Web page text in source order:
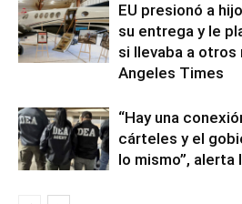
EU presionó a
su entrega y le
si llevaba a otros
Angeles Times
“Hay una
cárteles y el
lo mismo”, alerta